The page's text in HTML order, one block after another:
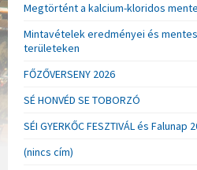
Megtörtént a kalcium-kloridos
Mintavételek eredményei és
területeken
FŐZŐVERSENY 2026
SÉ HONVÉD SE TOBORZÓ
SÉI GYERKŐC FESZTIVÁL és Falunap
(nincs cím)